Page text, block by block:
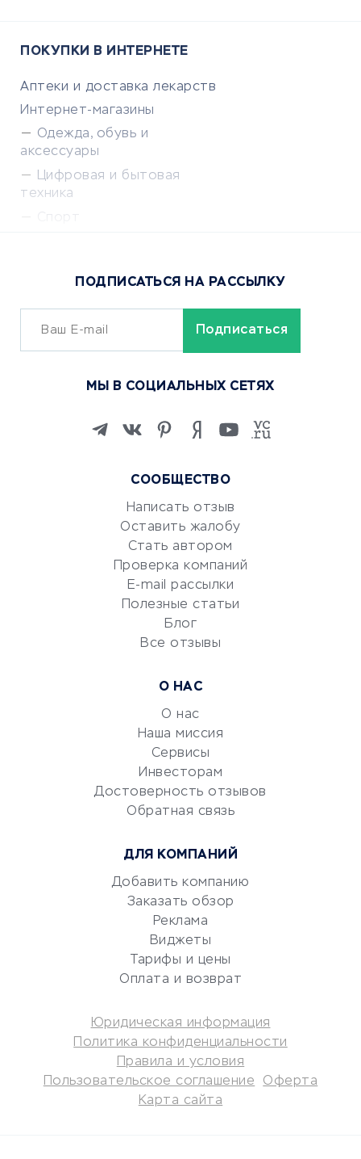
ПОКУПКИ В ИНТЕРНЕТЕ
Аптеки и доставка лекарств
Интернет-магазины
Одежда, обувь и
аксессуары
Цифровая и бытовая
техника
Сервисы доставки
ОБУЧЕНИЕ И РАБОТА
Изучение иностранных
Маркетинг и продажи
Репетиторство
Красота и здоровье
Сервисы по поиску работы
Сетевой маркетинг
УСЛУГИ ДЛЯ БИЗНЕСА
документооборот
Юридические компании
Аудиторские компании
Бухгалтерия онлайн
Потребительские кредиты
Кредитные карты
Дебетовые карты
Микрофинансовые
СООБЩЕСТВО
Написать отзыв
Оставить жалобу
Стать автором
Проверка компаний
E-mail рассылки
Полезные статьи
Блог
Все отзывы
О НАС
О нас
Наша миссия
Сервисы
Инвесторам
Достоверность отзывов
Обратная связь
ДЛЯ КОМПАНИЙ
Добавить компанию
Заказать обзор
Реклама
Виджеты
Тарифы и цены
Оплата и возврат
ПОДПИСАТЬСЯ НА РАССЫЛКУ
МЫ В СОЦИАЛЬНЫХ СЕТЯХ
Юридическая информация
Политика конфиденциальности
Правила и условия
Пользовательское соглашение
Оферта
Карта сайта